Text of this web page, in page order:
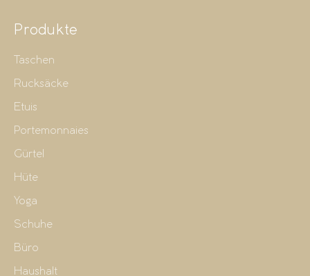
Produkte
Taschen
Rucksäcke
Etuis
Portemonnaies
Gürtel
Hüte
Yoga
Schuhe
Büro
Haushalt